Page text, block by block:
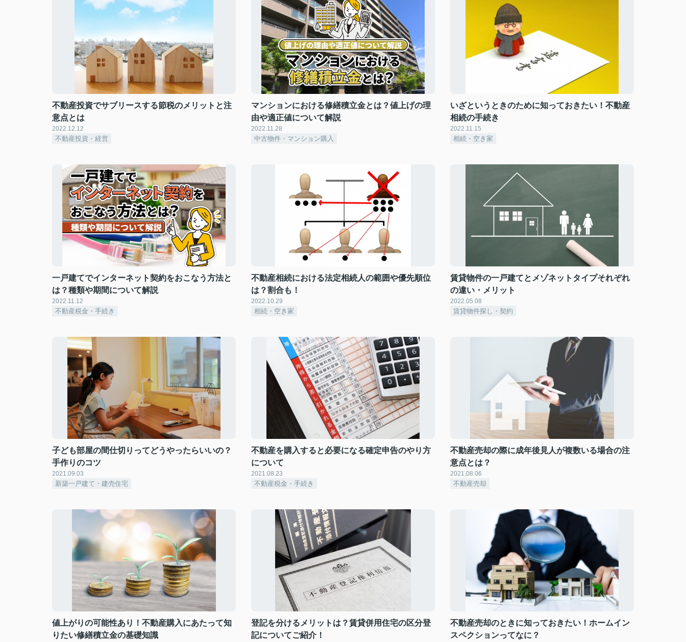
不動産投資でサブリースする節税のメリットと注
意点とは
2022.12.12
不動産投資・経営
マンションにおける修繕積立金とは？値上げの理
由や適正値について解説
2022.11.28
中古物件・マンション購入
いざというときのために知っておきたい！不動産
相続の手続き
2022.11.15
相続・空き家
一戸建てでインターネット契約をおこなう方法と
は？種類や期間について解説
2022.11.12
不動産税金・手続き
不動産相続における法定相続人の範囲や優先順位
は？割合も！
2022.10.29
相続・空き家
賃貸物件の一戸建てとメゾネットタイプそれぞれ
の違い・メリット
2022.05.08
賃貸物件探し・契約
子ども部屋の間仕切りってどうやったらいいの？
手作りのコツ
2021.09.03
新築一戸建て・建売住宅
不動産を購入すると必要になる確定申告のやり方
について
2021.08.23
不動産税金・手続き
不動産売却の際に成年後見人が複数いる場合の注
意点とは？
2021.08.06
不動産売却
値上がりの可能性あり！不動産購入にあたって知
りたい修繕積立金の基礎知識
登記を分けるメリットは？賃貸併用住宅の区分登
記についてご紹介！
不動産売却のときに知っておきたい！ホームイン
スペクションってなに？